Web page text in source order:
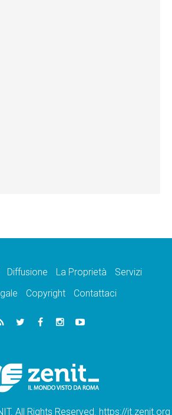
Diffusione La Proprietà
Servizi
Copyright Contattaci
All Rights Reserved. https://it.zenit.org